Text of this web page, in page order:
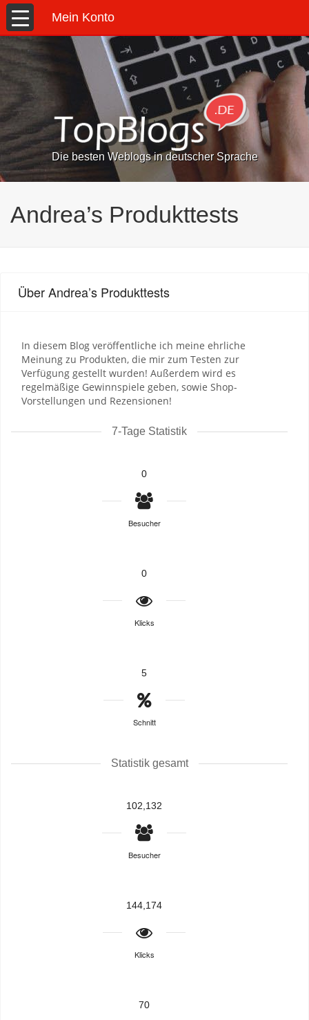
Mein Konto
Die besten Weblogs in deutscher Sprache
Andrea’s Produkttests
Über Andrea’s Produkttests
In diesem Blog veröffentliche ich meine ehrliche
Meinung zu Produkten, die mir zum Testen zur
Verfügung gestellt wurden! Außerdem wird es
regelmäßige Gewinnspiele geben, sowie Shop-
Vorstellungen und Rezensionen!
7-Tage Statistik
0
Besucher
0
Klicks
5
Schnitt
Statistik gesamt
102,132
Besucher
144,174
Klicks
70